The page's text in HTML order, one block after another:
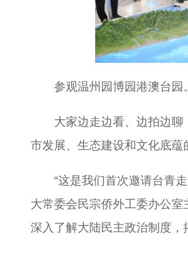
参观温州园博园港澳台园
大家边走边看、边拍边聊
市发展、生态建设和文化底蕴
“这是我们首次邀请台青走
大常委会民宗侨外工委办公
深入了解大陆民主政治制度，